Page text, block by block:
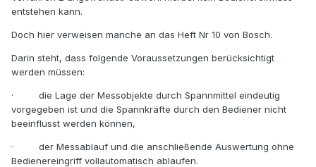
entstehen kann.
Doch hier verweisen manche an das Heft Nr 10 von Bosch.
Darin steht, dass folgende Voraussetzungen berücksichtigt
werden müssen:
·
die Lage der Messobjekte durch Spannmittel eindeutig
vorgegeben ist und die Spannkräfte durch den Bediener nicht
beeinflusst werden können,
·
der Messablauf und die anschließende Auswertung ohne
Bedienereingriff vollautomatisch ablaufen.